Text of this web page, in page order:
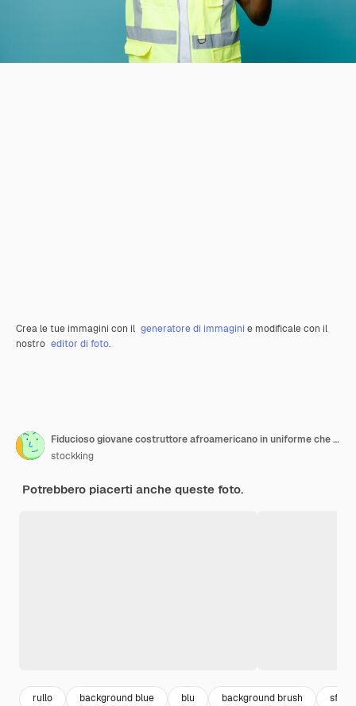
Crea le tue immagini con il generatore di immagini e modificale con il
nostro editor di foto.
Fiducioso giovane costruttore afroamericano in uniforme che tiene una spazzola a rullo isolata su sfondo blu
stockking
Potrebbero piacerti anche queste foto.
rullo background blue blu background brush